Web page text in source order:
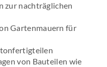
zur nachträglichen
Gartenmauern für
von Bauteilen wie